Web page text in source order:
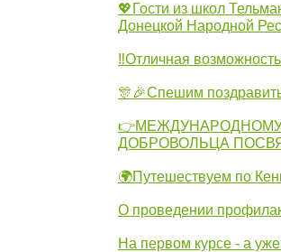
💖Гости из школ
Донецкой Народной
‼Отличная
🎊🎉Спешим
ДОБРОВОЛЬЦА
🌍Путешествуем по
О проведении
На первом курсе - а